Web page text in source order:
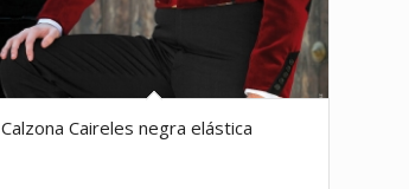
Calzona Caireles negra elástica